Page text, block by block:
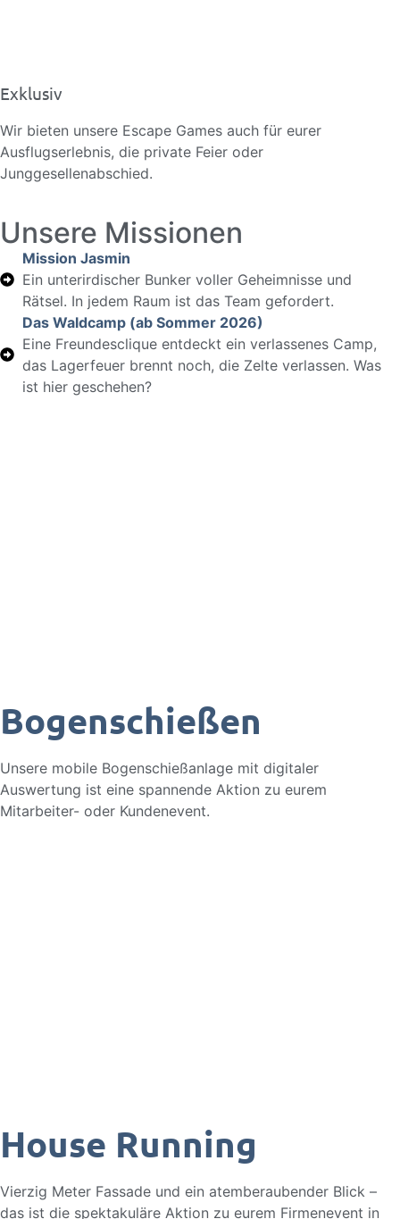
Exklusiv
Wir bieten unsere Escape Games auch für eurer
Ausflugserlebnis, die private Feier oder
Junggesellenabschied.
Unsere Missionen
Mission Jasmin
Ein unterirdischer Bunker voller Geheimnisse und
Rätsel. In jedem Raum ist das Team gefordert.
Das Waldcamp (ab Sommer 2026)
Eine Freundesclique entdeckt ein verlassenes Camp,
das Lagerfeuer brennt noch, die Zelte verlassen. Was
ist hier geschehen?
Bogenschießen
Unsere mobile Bogenschießanlage mit digitaler
Auswertung ist eine spannende Aktion zu eurem
Mitarbeiter- oder Kundenevent.
House Running
Vierzig Meter Fassade und ein atemberaubender Blick –
das ist die spektakuläre Aktion zu eurem Firmenevent in